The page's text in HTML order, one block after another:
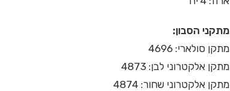
מתקני הסבון:
מתקן סולארי: 4696
מתקן אלקטרוני לבן: 4873
מתקן אלקטרוני שחור: 4874